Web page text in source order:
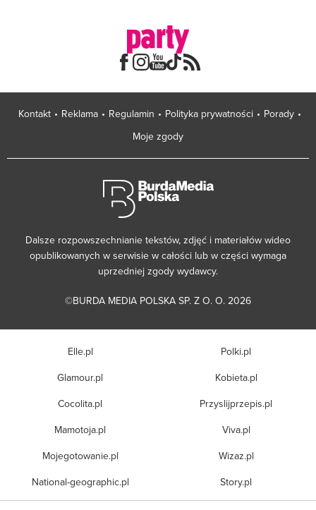
Kontakt Reklama Regulamin Polityka prywatności
Porady
Moje zgody
Dalsze rozpowszechnianie tekstów, zdjęć i materiałów wideo
opublikowanych w serwisie w całości lub w części wymaga
uprzedniej zgody wydawcy.
©BURDA MEDIA POLSKA SP. Z O. O. 2026
Elle.pl
Glamour.pl
Cocolita.pl
Mamotoja.pl
Mojegotowanie.pl
National-geographic.pl
Polki.pl
Kobieta.pl
Przyslijprzepis.pl
Viva.pl
Wizaz.pl
Story.pl